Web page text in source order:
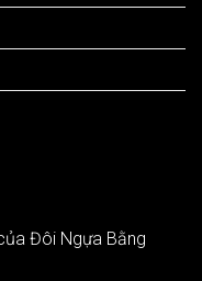
Đôi Ngựa Bằng